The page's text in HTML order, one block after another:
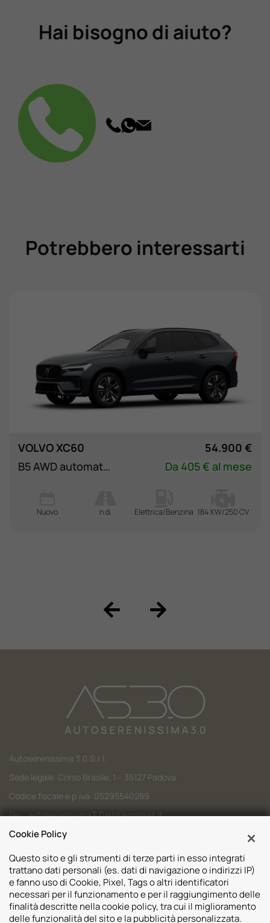
Hai bisogno di aiuto?
Potrebbero interessarti
VOLVO XC60
54.900 €
B5 AWD automatico Plus Dark
Da 405 € al mese
Nuovo n.d. Elettrica/Benzina 184 KW/250 CV
Autoserenissima 3.0 S.r.l.
Sede legale: Corso Brasile, 1 – 35127 Padova
Codice fiscale e p.iva: 05295540289
Pec:autoserenissima3.0srl@legalmail.it
Codice SDI: M5UXCR1
Sedi
Cookie Policy
Questo sito e gli strumenti di terze parti in esso integrati
trattano dati personali (es. dati di navigazione o indirizzi IP)
e fanno uso di Cookie, Pixel, Tags o altri identificatori
necessari per il funzionamento e per il raggiungimento delle
finalità descritte nella cookie policy, tra cui il miglioramento
delle funzionalità del sito e la pubblicità personalizzata.